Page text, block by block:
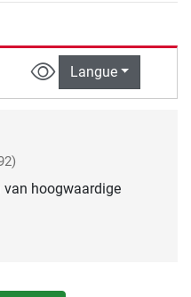
Langue
hoogwaardige